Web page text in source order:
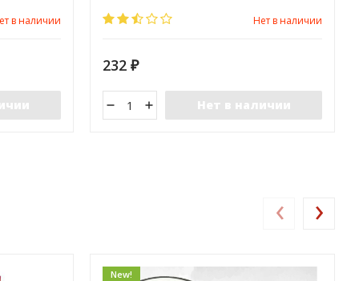
в наличии
Фракция:
Средняя
Нет в наличии
232 ₽
Нет в наличии
New!
‹ ›